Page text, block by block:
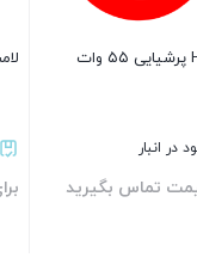
لامپ تک کنتاکت قرمز ۱۲ ولت
موجود در انبار
برای قیمت تماس بگیرید